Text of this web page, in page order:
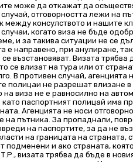
може да откажат да
отговорността лежи на
между консулството и нашите
случаи, когато виза не бъде
и за такива ситуации не се
е направено, при анулиране,
се възстановяват. Визата
се влизат на тура или от
В противен случай, агенцията
полицаи не разрешат влизане в
на виза не е равносилно на
като паспортният полицай има
Агенцията не носи
на пътника. За пропаднали,
на паспортите, за да не
на границата на страната,
подменени и ако страната,
визата трябва да бъде в